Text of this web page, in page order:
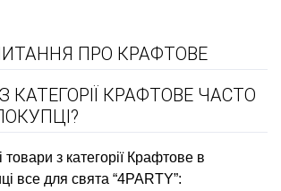
ПРО КРАФТОВЕ
КАТЕГОРІЇ КРАФТОВЕ ЧАСТО
з категорії Крафтове в
все для свята “4PARTY”: